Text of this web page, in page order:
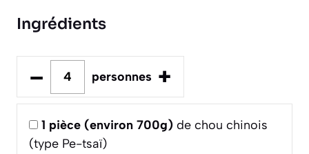
Ingrédients
– personnes +
1 pièce (environ 700g) de chou chinois
(type Pe-tsaï)